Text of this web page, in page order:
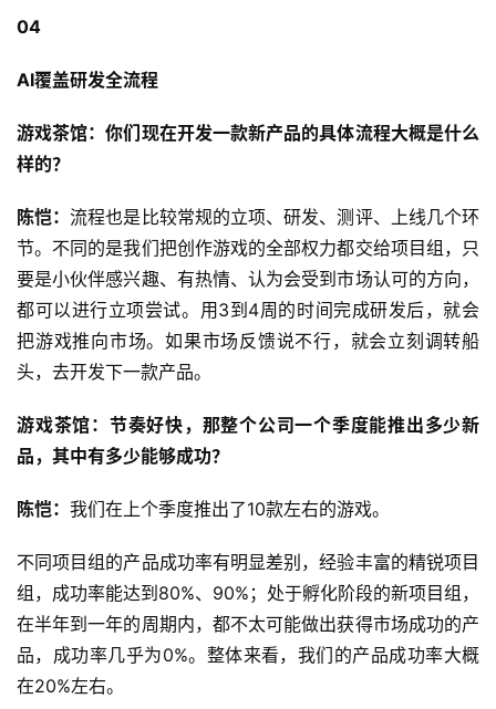
04
AI覆盖研发全流程
游戏茶馆：你们现在开发一款新产品的具体流程大概是什么
样的？
陈恺：流程也是比较常规的立项、研发、测评、上线几个环
节。不同的是我们把创作游戏的全部权力都交给项目组，只
要是小伙伴感兴趣、有热情、认为会受到市场认可的方向，
都可以进行立项尝试。用3到4周的时间完成研发后，就会
把游戏推向市场。如果市场反馈说不行，就会立刻调转船
头，去开发下一款产品。
游戏茶馆：节奏好快，那整个公司一个季度能推出多少新
品，其中有多少能够成功？
陈恺： 我们在上个季度推出了10款左右的游戏。
不同项目组的产品成功率有明显差别，经验丰富的精锐项目
组，成功率能达到80%、90%；处于孵化阶段的新项目组，
在半年到一年的周期内，都不太可能做出获得市场成功的产
品，成功率几乎为0%。整体来看，我们的产品成功率大概
在20%左右。